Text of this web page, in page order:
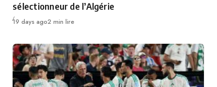
sélectionneur de l’Algérie
Publié
19 days ago2 min lire